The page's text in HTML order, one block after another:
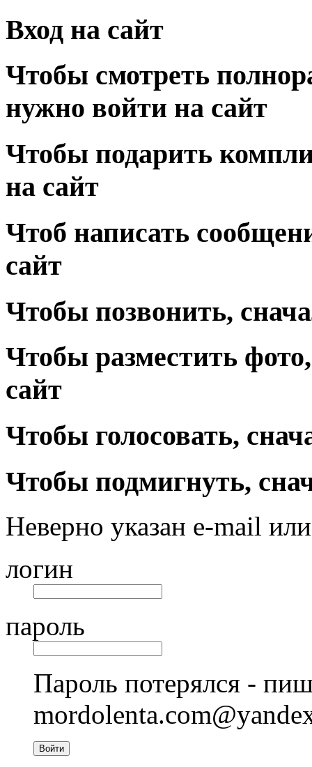
Вход на сайт
Чтобы смотреть
нужно войти на сайт
Чтобы подарить
на сайт
Чтоб написать
сайт
Чтобы позвонить,
Чтобы разместить
сайт
Чтобы голосовать,
Чтобы подмигнуть,
Неверно указан e-mail
логин
пароль
Пароль потерялся -
Войти